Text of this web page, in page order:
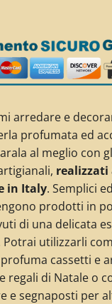
arredare e
profumata ed
al meglio con
realizzati
in Italy. Semplici ed
prodotti in
di una delicata
utilizzarli
cassetti e
regali di Natale o
e segnaposti per